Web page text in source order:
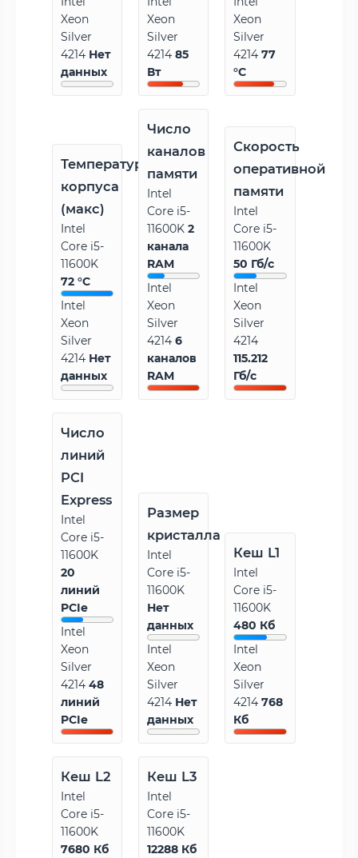
Xeon
Silver
4214 Нет
данных
Xeon
Silver
421485
Вт
Xeon
Silver
421477
°C
Температура
корпуса
(макс)
Intel
Core i5-
11600K
72 °C
Intel
Xeon
Silver
4214 Нет
данных
Число
каналов
памяти
Intel
Core i5-
11600K2
канала
RAM
Intel
Xeon
Silver
42146
каналов
RAM
Скорость
оперативной
памяти
Intel
Core i5-
11600K
50 Гб/с
Intel
Xeon
Silver
4214
115.212
Гб/с
Число
линий
PCI
Express
Intel
Core i5-
11600K
20
линий
PCIe
Intel
Xeon
Silver
4214 48
линий
PCIe
Размер
кристалла
Intel
Core i5-
11600K
Нет
данных
Intel
Xeon
Silver
4214 Нет
данных
Кеш L1
Intel
Core i5-
11600K
480 Кб
Intel
Xeon
Silver
4214768
Кб
Кеш L2
Intel
Core i5-
11600K
7680 Кб
Кеш L3
Intel
Core i5-
11600K
12288 Кб